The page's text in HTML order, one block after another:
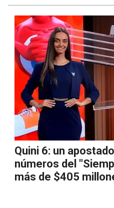
Quini 6: un
números del
más de $405